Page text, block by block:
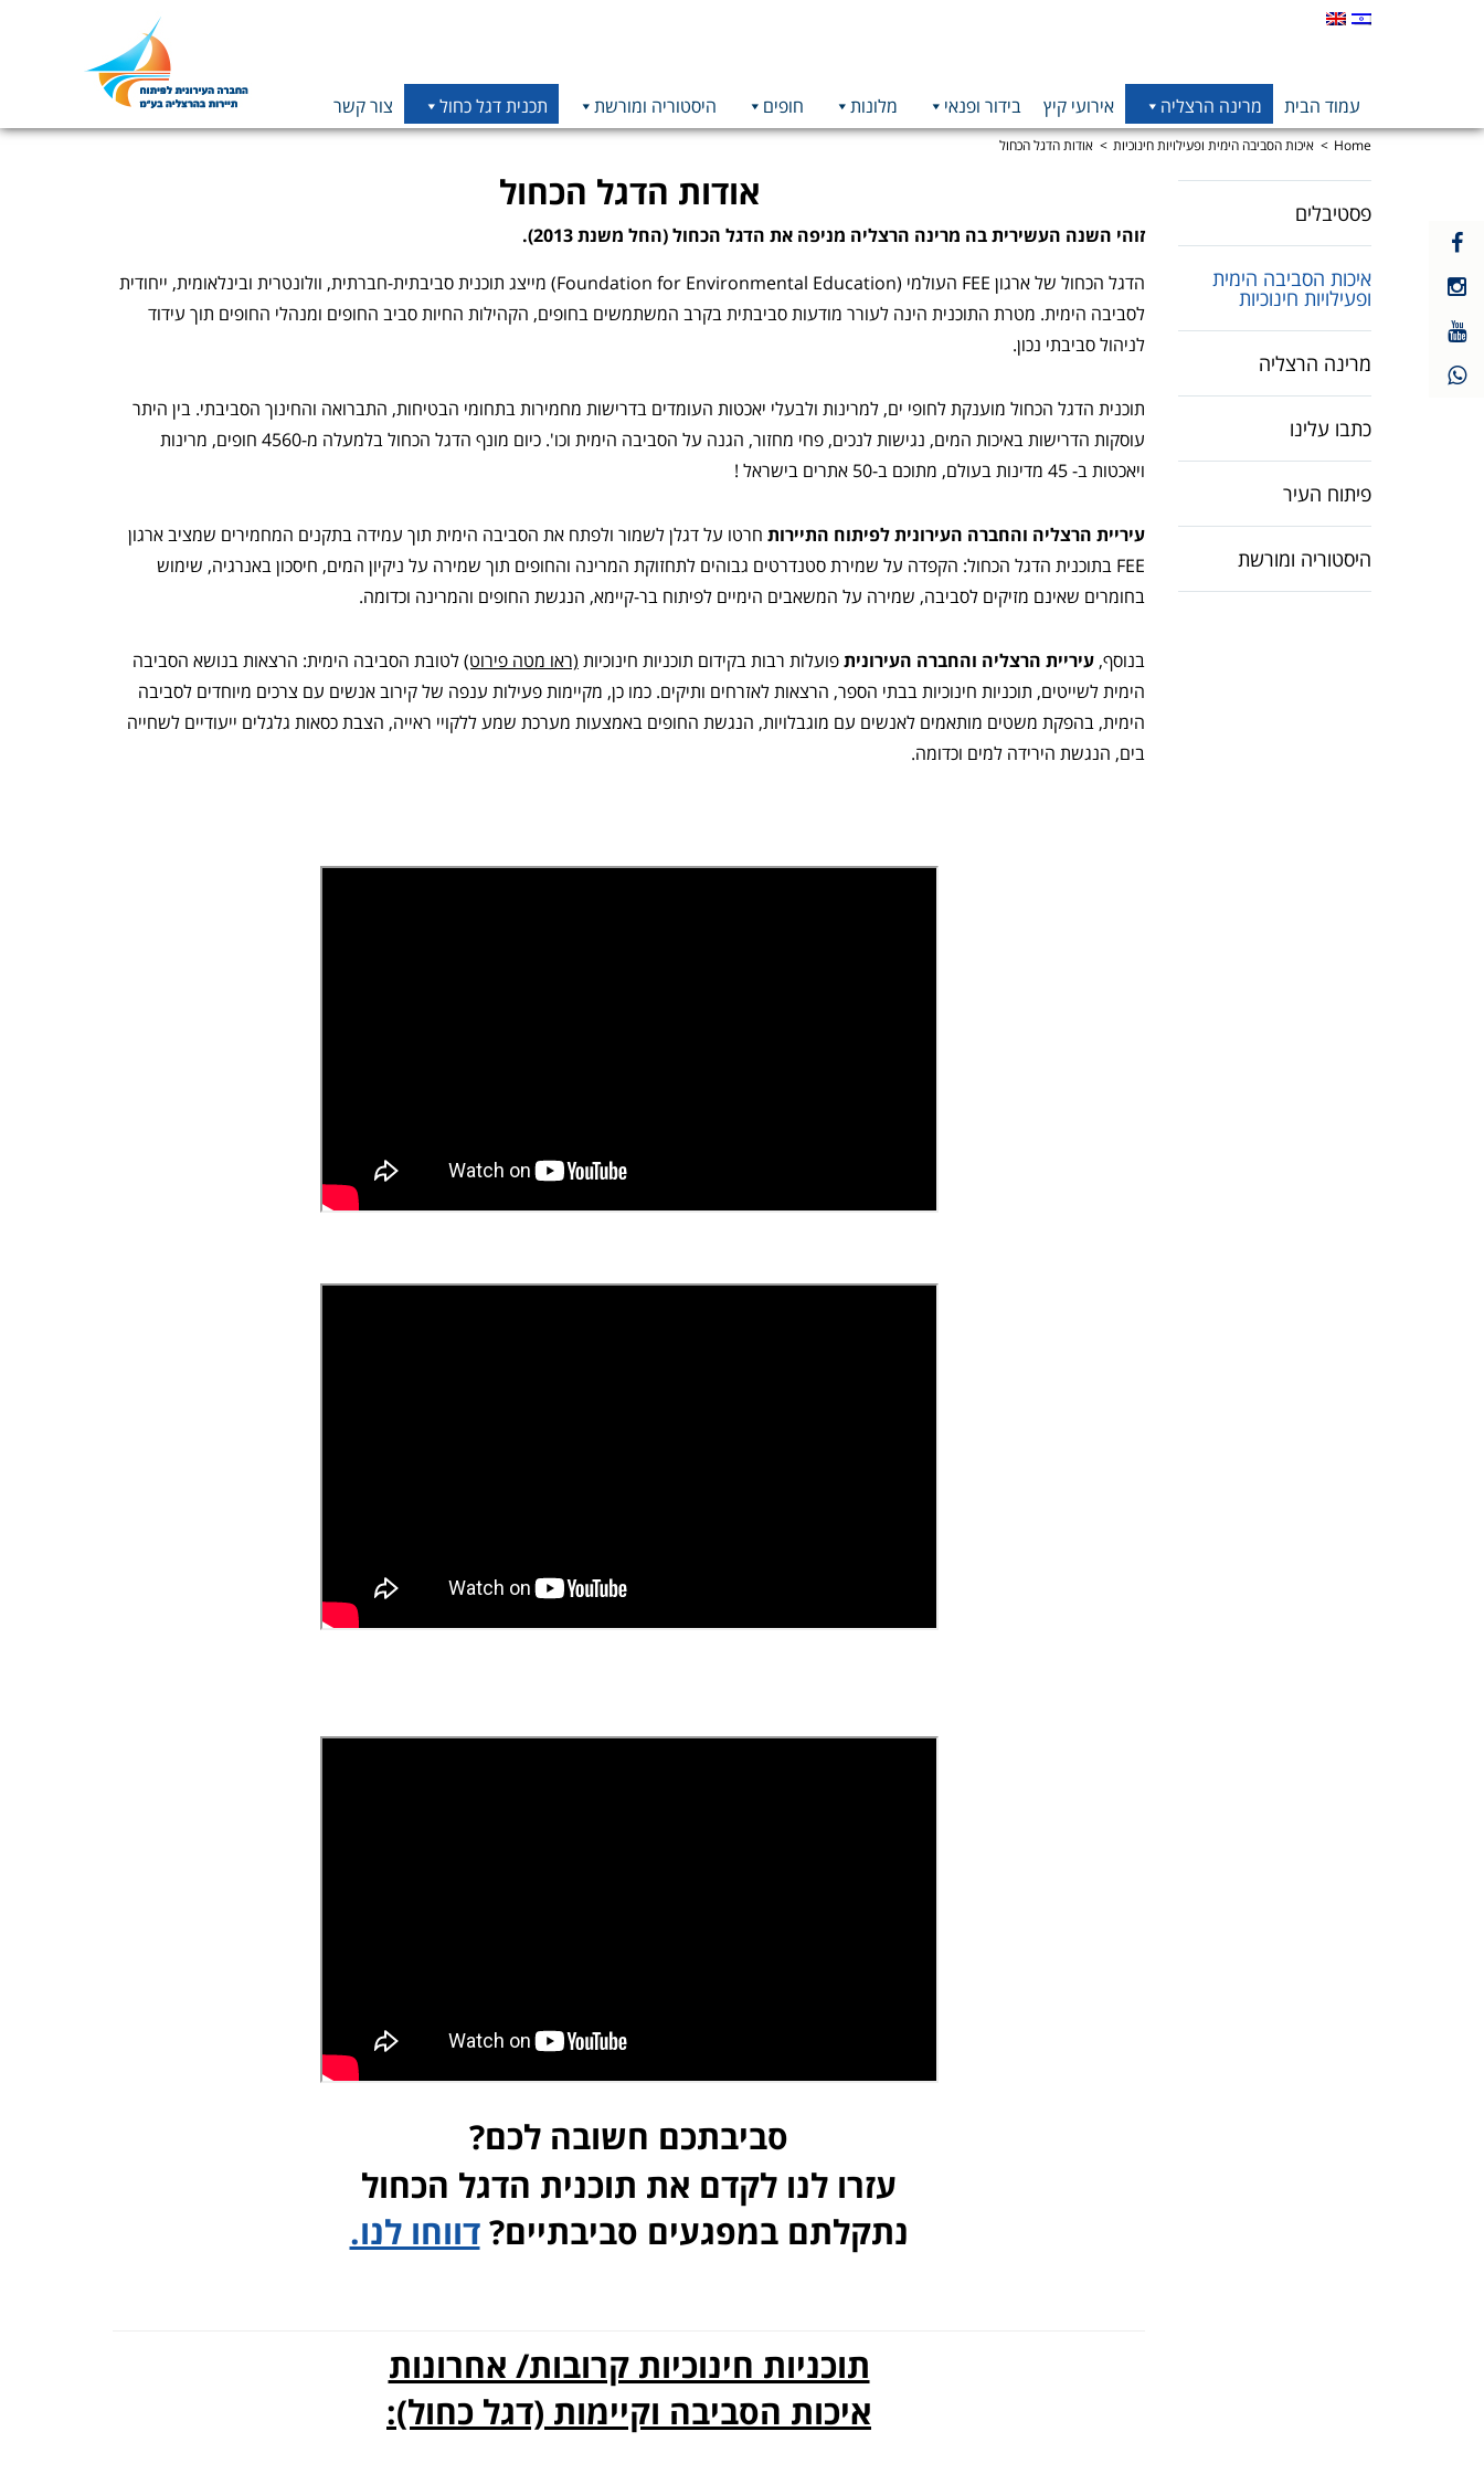
תמונה
כקישור
עמוד הבית מרינה הרצליה אירועי קיץ בידור ופנאי מלונות חופים היסטוריה ומורשת תכנית דגל כחול צור קשר
לעמוד
קישור
לעמוד
אינסטגרם
קישור
לעמוד
Home איכות הסביבה הימית ופעילויות חינוכיות אודות הדגל הכחול
אודות הדגל הכחול
זוהי השנה העשירית בה מרינה הרצליה מניפה את הדגל הכחול (החל משנת 2013).
הדגל הכחול של ארגון FEE העולמי (Foundation for Environmental Education) מייצג תוכנית סביבתית-חברתית, וולונטרית ובינלאומית, ייחודית
לסביבה הימית. מטרת התוכנית הינה לעורר מודעות סביבתית בקרב המשתמשים בחופים, הקהילות החיות סביב החופים ומנהלי החופים תוך עידוד
לניהול סביבתי נכון.
תוכנית הדגל הכחול מוענקת לחופי ים, למרינות ולבעלי יאכטות העומדים בדרישות מחמירות בתחומי הבטיחות, התברואה והחינוך הסביבתי. בין היתר
עוסקות הדרישות באיכות המים, נגישות לנכים, פחי מחזור, הגנה על הסביבה הימית וכו'. כיום מונף הדגל הכחול בלמעלה מ-4560 חופים, מרינות
ויאכטות ב- 45 מדינות בעולם, מתוכם ב-50 אתרים בישראל !
עיריית הרצליה והחברה העירונית לפיתוח התיירות חרטו על דגלן לשמור ולפתח את הסביבה הימית תוך עמידה בתקנים המחמירים שמציב ארגון
FEE בתוכנית הדגל הכחול: הקפדה על שמירת סטנדרטים גבוהים לתחזוקת המרינה והחופים תוך שמירה על ניקיון המים, חיסכון באנרגיה, שימוש
בחומרים שאינם מזיקים לסביבה, שמירה על המשאבים הימיים לפיתוח בר-קיימא, הנגשת החופים והמרינה וכדומה.
בנוסף, עיריית הרצליה והחברה העירוניתפועלות רבות בקידום תוכניות חינוכיות (ראו מטה פירוט)לטובת הסביבה הימית: הרצאות בנושא הסביבה
הימית לשייטים, תוכניות חינוכיות בבתי הספר, הרצאות לאזרחים ותיקים. כמו כן, מקיימות פעילות ענפה של קירוב אנשים עם צרכים מיוחדים לסביבה
הימית, בהפקת משטים מותאמים לאנשים עם מוגבלויות, הנגשת החופים באמצעות מערכת שמע ללקויי ראייה, הצבת כסאות גלגלים ייעודיים לשחייה
בים, הנגשת הירידה למים וכדומה.
סביבתכם חשובה לכם?
עזרו לנו לקדם את תוכנית הדגל הכחול
נתקלתם במפגעים סביבתיים?דווחו לנו.
תוכניות חינוכיות קרובות/ אחרונות
איכות הסביבה וקיימות (דגל כחול):
פסטיבלים
איכות הסביבה הימית
ופעילויות חינוכיות
מרינה הרצליה
כתבו עלינו
פיתוח העיר
היסטוריה ומורשת